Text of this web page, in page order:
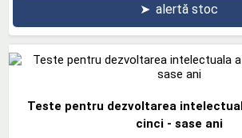
➤ alertă stoc
Teste pentru dezvoltarea
cinci - sase ani